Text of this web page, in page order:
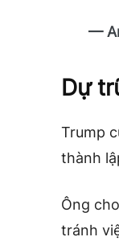
—
Dự
Trump
thành
Ông
tránh